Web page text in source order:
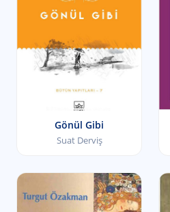
Gönül Gibi
Suat Derviş